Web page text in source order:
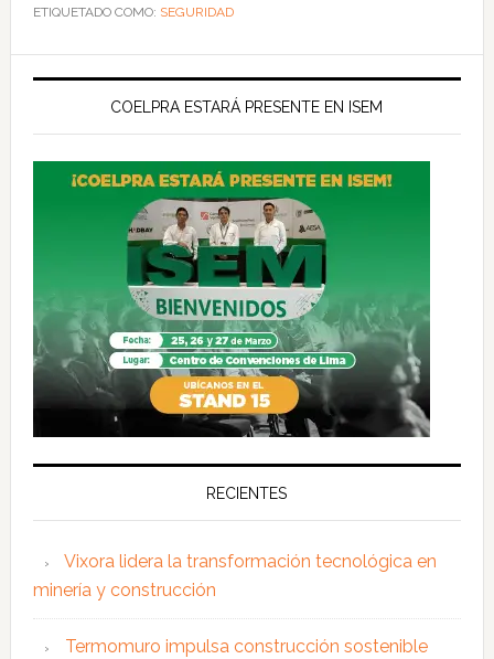
ETIQUETADO COMO: SEGURIDAD
COELPRA ESTARÁ PRESENTE EN ISEM
RECIENTES
Vixora lidera la transformación tecnológica en
minería y construcción
Termomuro impulsa construcción sostenible